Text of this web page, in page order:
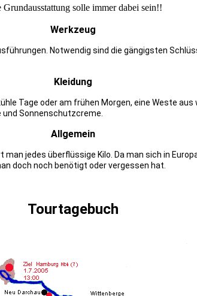
Grundausstattung solle immer dabei sein!!
Werkzeug
Notwendig sind die gängigsten
Kleidung
Tage oder am frühen Morgen, eine Weste
Sonnenschutzcreme.
Allgemein
jedes überflüssige Kilo. Da man sich in
doch noch benötigt oder vergessen hat.
Tourtagebuch